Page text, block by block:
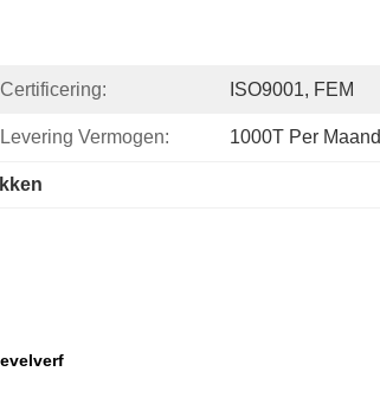
Certificering: ISO9001, FEM
Levering Vermogen: 1000T Per Maand